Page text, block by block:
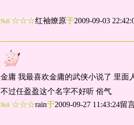
№8 ☆☆☆红袖燎原于2009-09-03
金庸 我最喜欢金庸的武侠小说了 里面
不过任盈盈这个名字不好听 俗气
№9 ☆☆☆rain于2009-09-27 11:43:24留